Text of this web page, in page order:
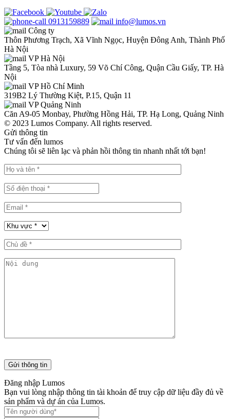
0913159889
info@lumos.vn
Công ty
Thôn Phương Trạch, Xã Vĩnh Ngọc, Huyện Đông Anh, Thành Phố
Hà Nội
VP Hà Nội
Tầng 5, Tòa nhà Luxury, 59 Võ Chí Công, Quận Cầu Giấy, TP. Hà
Nội
VP Hồ Chí Minh
319B2 Lý Thường Kiệt, P.15, Quận 11
VP Quảng Ninh
Căn A9-05 Monbay, Phường Hồng Hải, TP. Hạ Long, Quảng Ninh
© 2023 Lumos Company. All rights reserved.
Gửi thông tin
Tư vấn đến lumos
Chúng tôi sẽ liên lạc và phản hồi thông tin nhanh nhất tới bạn!
Đăng nhập Lumos
Bạn vui lòng nhập thông tin tài khoản để truy cập dữ liệu đầy đủ về
sản phẩm và dự án của Lumos.